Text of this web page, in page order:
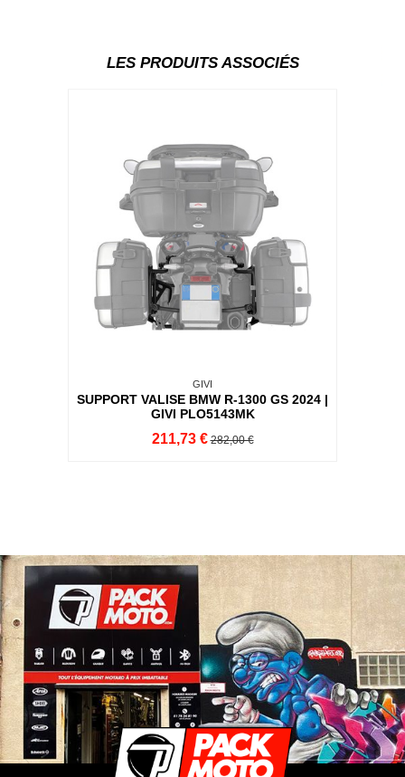
LES PRODUITS ASSOCIÉS
GIVI
SUPPORT VALISE BMW R-1300 GS 2024 |
GIVI PLO5143MK
211,73 € 282,00 €